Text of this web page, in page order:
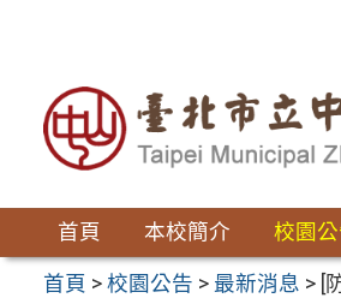
首頁 本校簡介 校園
首頁 >校園公告 > 最新消息 > [